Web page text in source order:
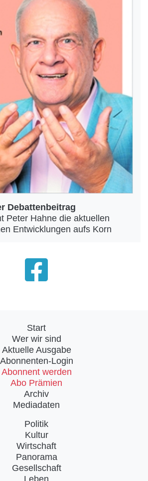
Debattenbeitrag
Peter Hahne die aktuellen
Entwicklungen aufs Korn
Start
Wer wir sind
Aktuelle Ausgabe
Abonnenten-Login
Abonnent werden
Abo Prämien
Archiv
Mediadaten
Politik
Kultur
Wirtschaft
Panorama
Gesellschaft
Leben